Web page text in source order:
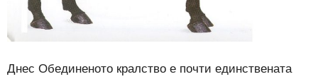
Днес Обединеното кралство е почти единствената